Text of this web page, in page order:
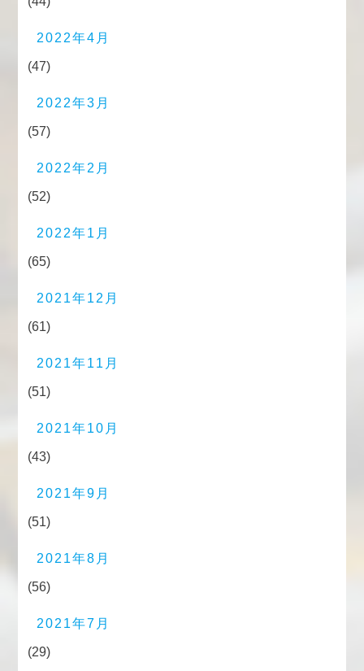
2022年4月
(47)
2022年3月
(57)
2022年2月
(52)
2022年1月
(65)
2021年12月
(61)
2021年11月
(51)
2021年10月
(43)
2021年9月
(51)
2021年8月
(56)
2021年7月
(29)